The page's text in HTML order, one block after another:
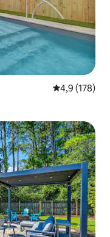
4,9 ud af 5 i
4,9 (178)